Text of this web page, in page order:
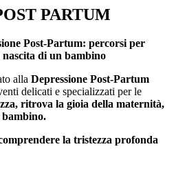
PARTUM
Post-Partum: percorsi per
di un bambino
alla Depressione Post-Partum
delicati e specializzati per le
ritrova la gioia della maternità,
la tristezza profonda